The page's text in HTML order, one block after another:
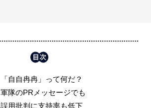
「自自冉冉」って何だ？
軍隊のPRメッセージでも
誤用批判に支持率も低下